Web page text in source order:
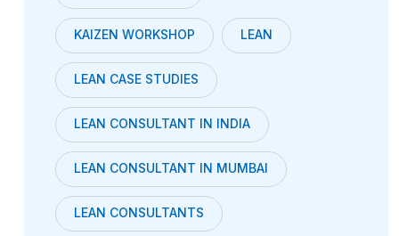
KAIZEN WORKSHOP LEAN
LEAN CASE STUDIES
LEAN CONSULTANT IN INDIA
LEAN CONSULTANT IN MUMBAI
LEAN CONSULTANTS